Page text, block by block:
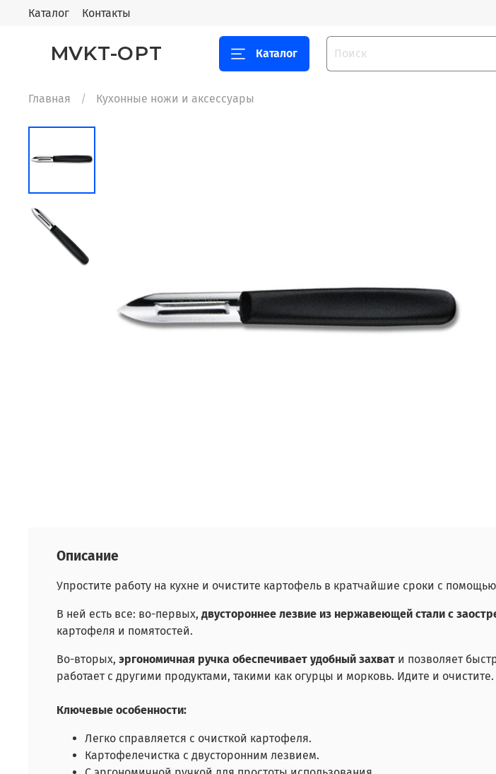
Каталог Контакты
MVKT-OPT Каталог
Главная Кухонные ножи и аксессуары
Описание
Упростите работу на кухне и очистите картофель в кратчайшие сроки с
В ней есть все: во-первых, двустороннее лезвие из нержавеющей стали с
картофеля и помятостей.
Во-вторых, эргономичная ручка обеспечивает удобный захват и позволяет
работает с другими продуктами, такими как огурцы и морковь. Идите и очистите.
Ключевые особенности:
Легко справляется с очисткой картофеля.
Картофелечистка с двусторонним лезвием.